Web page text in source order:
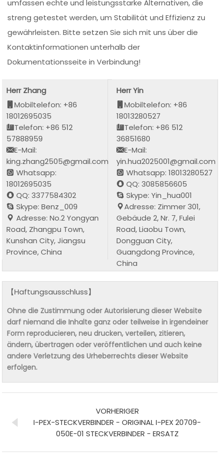
umfassen echte und leistungsstarke Alternativen, die
streng getestet werden, um Stabilität und Effizienz zu
gewährleisten. Bitte setzen Sie sich mit uns über die
Kontaktinformationen unterhalb der
Dokumentationsseite in Verbindung!
Herr Zhang
Mobiltelefon: +86
18012695035
Telefon: +86 512
57888959
E-Mail:
king.zhang2505@gmail.com
Whatsapp:
18012695035
QQ: 3377584302
Skype: Benz_009
Adresse: No.2 Yongyan
Road, Zhangpu Town,
Kunshan City, Jiangsu
Province, China
Herr Yin
Mobiltelefon: +86
18013280527
Telefon: +86 512
36851680
E-Mail:
yin.hua2025001@gmail.com
Whatsapp: 18013280527
QQ: 3085856605
Skype: Yin_hua001
Adresse: Zimmer 301,
Gebäude 2, Nr. 7, Fulei
Road, Liaobu Town,
Dongguan City,
Guangdong Province,
China
【Haftungsausschluss】
Ohne die Zustimmung oder Autorisierung dieser Website
darf niemand die Inhalte ganz oder teilweise in irgendeiner
Form reproducieren, neu drucken, verteilen, zitieren,
ändern, übertragen oder veröffentlichen und auch keine
andere Verletzung des Urheberrechts dieser Website
erfolgen.
VORHERIGER
I-PEX-STECKVERBINDER - ORIGINAL I-PEX 20709-
050E-01 STECKVERBINDER - ERSATZ